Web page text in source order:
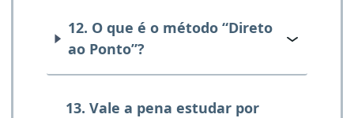
12. O que é o método “Direto
ao Ponto”?
13. Vale a pena estudar por